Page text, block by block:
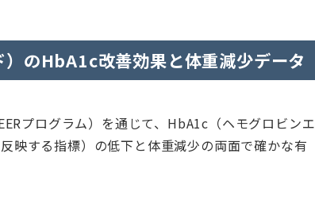
のHbA1c改善効果と体重減少データ
プログラム）を通じて、HbA1c（ヘモグロビンエ
映する指標）の低下と体重減少の両面で確かな有